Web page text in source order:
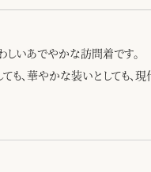
いあでやかな訪問着です。
も、華やかな装いとしても、